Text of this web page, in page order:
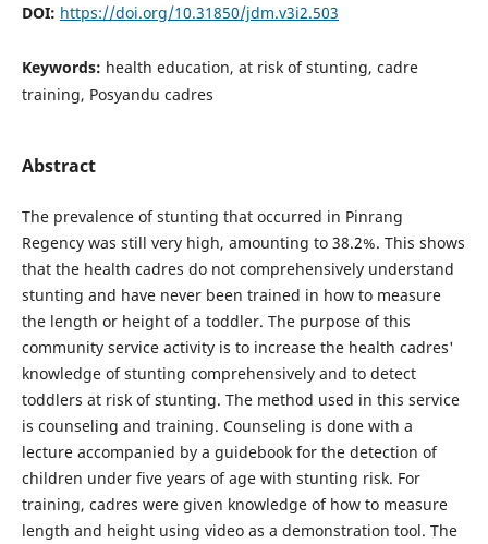
DOI: https://doi.org/10.31850/jdm.v3i2.503
Keywords: health education, at risk of stunting, cadre
training, Posyandu cadres
Abstract
The prevalence of stunting that occurred in Pinrang
Regency was still very high, amounting to 38.2%. This shows
that the health cadres do not comprehensively understand
stunting and have never been trained in how to measure
the length or height of a toddler. The purpose of this
community service activity is to increase the health cadres'
knowledge of stunting comprehensively and to detect
toddlers at risk of stunting. The method used in this service
is counseling and training. Counseling is done with a
lecture accompanied by a guidebook for the detection of
children under five years of age with stunting risk. For
training, cadres were given knowledge of how to measure
length and height using video as a demonstration tool. The